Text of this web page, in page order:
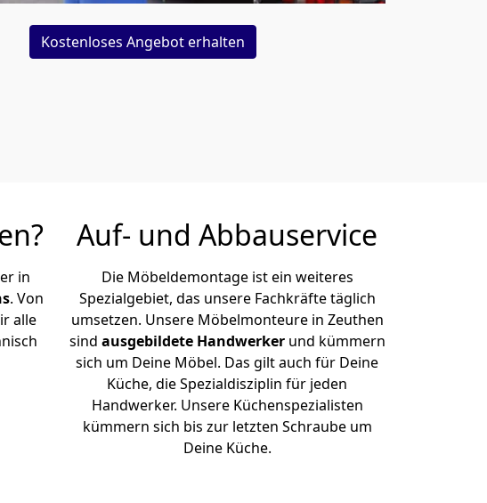
Kostenloses Angebot erhalten
in
. Von
alle
Auf- und Abbauservice
Die Möbeldemontage ist ein weiteres
Spezialgebiet, das unsere Fachkräfte täglich
umsetzen. Unsere Möbelmonteure in Zeuthen
sind ausgebildete Handwerker und kümmern
sich um Deine Möbel. Das gilt auch für Deine
Küche, die Spezialdisziplin für jeden
Handwerker. Unsere Küchenspezialisten
kümmern sich bis zur letzten Schraube um
Deine Küche.